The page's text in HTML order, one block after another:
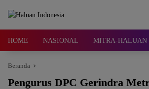
HOME NASIONAL MITRA-HALUAN
Beranda
Pengurus DPC Gerindra